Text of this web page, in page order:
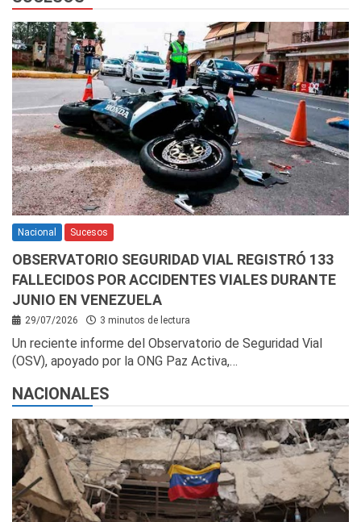
Nacional Sucesos
OBSERVATORIO SEGURIDAD VIAL REGISTRÓ 133
FALLECIDOS POR ACCIDENTES VIALES DURANTE
JUNIO EN VENEZUELA
29/07/2026 3 minutos de lectura
Un reciente informe del Observatorio de Seguridad Vial
(OSV), apoyado por la ONG Paz Activa,…
NACIONALES